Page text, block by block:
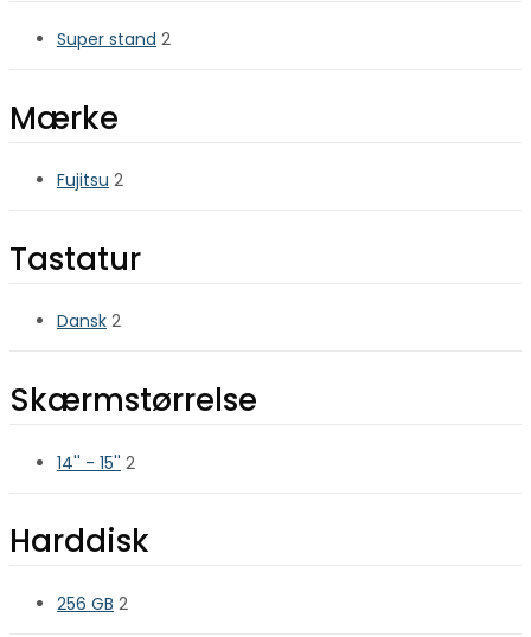
Super stand 2
Mærke
Fujitsu 2
Tastatur
Dansk 2
Skærmstørrelse
14'' - 15'' 2
Harddisk
256 GB 2